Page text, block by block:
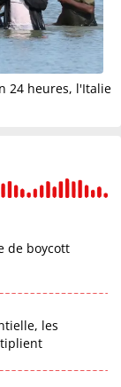
24 heures, l'Italie
de boycott
les